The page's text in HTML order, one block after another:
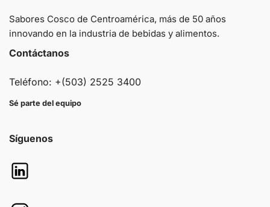
Sabores Cosco de Centroamérica, más de 50 años
innovando en la industria de bebidas y alimentos.
Contáctanos
Teléfono: +(503) 2525 3400
Sé parte del equipo
Síguenos